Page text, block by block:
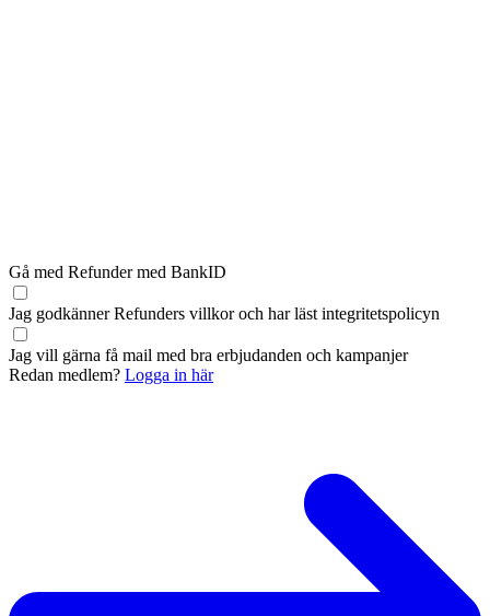
Gå med Refunder med BankID
Jag godkänner Refunders villkoroch har läst integritetspolicyn
Jag vill gärna få mail med bra erbjudanden och kampanjer
Redan medlem? Logga in här